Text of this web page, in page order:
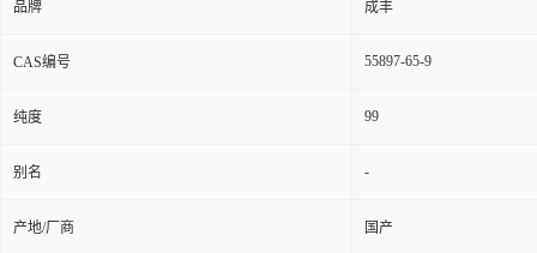
品牌 成丰
CAS编号 55897-65-9
纯度 99
别名 -
产地/厂商 国产